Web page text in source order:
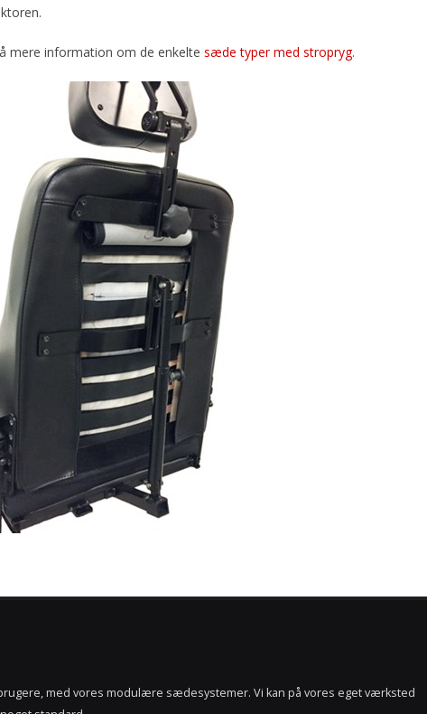
mere information om de enkelte sæde typer med stropryg.
med vores modulære sædesystemer. Vi kan på vores eget værksted